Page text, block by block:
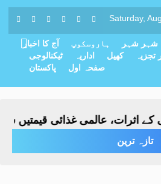
Saturday,
آج کا اخبار ہاروسکوپ شہر شہر
ٹیکنالوجی
اداریہ کھیل تجزیہ
پاکستان
صفحہ اول
اثرات، عالمی غذائی قیمتیں
تازہ ترین